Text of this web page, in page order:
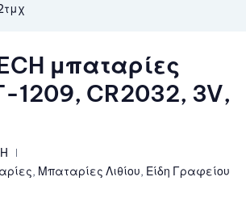
μπαταρίες
1209, CR2032, 3V,
, Μπαταρίες Λιθίου, Είδη Γραφείου